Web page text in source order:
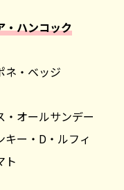
・ハンコック
ネ・ベッジ
・オールサンデー
キー・D・ルフィ
ト